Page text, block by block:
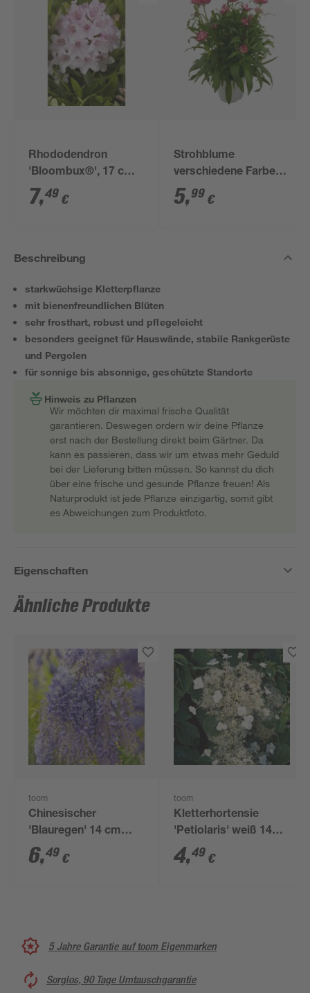
Rhododendron
'Bloombux®', 17 cm
Topf
7,49 €
Strohblume
verschiedene Farben
14 cm Topf
5,99 €
Beschreibung
starkwüchsige Kletterpflanze
mit bienenfreundlichen Blüten
sehr frosthart, robust und pflegeleicht
besonders geeignet für Hauswände, stabile Rankgerüste
und Pergolen
für sonnige bis absonnige, geschützte Standorte
Hinweis zu Pflanzen
Wir möchten dir maximal frische Qualität
garantieren. Deswegen ordern wir deine Pflanze
erst nach der Bestellung direkt beim Gärtner. Da
kann es passieren, dass wir um etwas mehr Geduld
bei der Lieferung bitten müssen. So kannst du dich
über eine frische und gesunde Pflanze freuen! Als
Naturprodukt ist jede Pflanze einzigartig, somit gibt
es Abweichungen zum Produktfoto.
Eigenschaften
Ähnliche Produkte
toom
Chinesischer
'Blauregen' 14 cm
Topf
6,49 €
toom
Kletterhortensie
'Petiolaris' weiß 14
cm Topf
4,49 €
5 Jahre Garantie auf toom Eigenmarken
Sorglos, 90 Tage Umtauschgarantie